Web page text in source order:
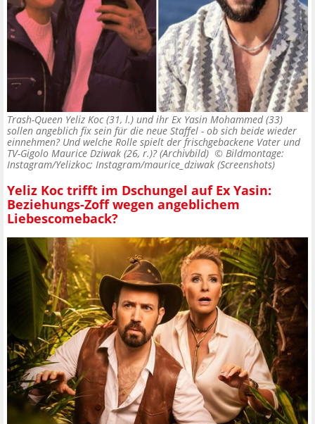
Trash-Queen Yeliz Koc (31, l.) und ihr Ex Yasin Mohammed (33)
sollen angeblich fix sein für die neue Staffel - ob sich beide wieder
einnehmen? Und welche Rolle spielt der frischgebackene Vater und
TV-Gigolo Maurice Dziwak (26, r.)? (Archivbild) © Bildmontage:
Instagram/Yelizkoc; Instagram/maurice_dziwak (Screenshots)
Yeliz Koc trifft im Dschungel auf Ex Yasin:
Beziehungs-Zoff wegen angeblichem
Liebescomeback?